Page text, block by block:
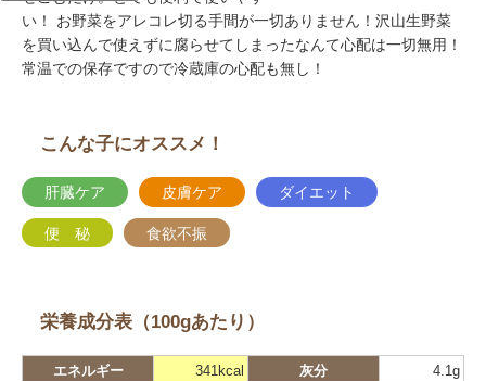
い！ お野菜をアレコレ切る手間が一切ありません！沢山生野菜
を買い込んで使えずに腐らせてしまったなんて心配は一切無用！
常温での保存ですので冷蔵庫の心配も無し！
こんな子にオススメ！
肝臓ケア 皮膚ケア ダイエット
便 秘 食欲不振
栄養成分表（100gあたり）
エネルギー 341kcal 灰分 4.1g